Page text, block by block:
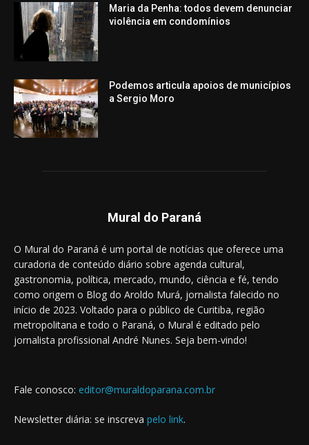
Maria da Penha: todos devem denunciar
violência em condomínios
Podemos articula apoios de municípios
a Sergio Moro
Mural do Paraná
O Mural do Paraná é um portal de notícias que oferece uma
curadoria de conteúdo diário sobre agenda cultural,
gastronomia, política, mercado, mundo, ciência e fé, tendo
como origem o Blog do Aroldo Murá, jornalista falecido no
início de 2023. Voltado para o público de Curitiba, região
metropolitana e todo o Paraná, o Mural é editado pelo
jornalista profissional André Nunes. Seja bem-vindo!
Fale conosco: editor@muraldoparana.com.br
Newsletter diária: se inscreva pelo link.